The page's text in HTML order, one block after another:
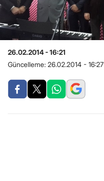
26.02.2014 - 16:21
Güncelleme: 26.02.2014 - 16:27